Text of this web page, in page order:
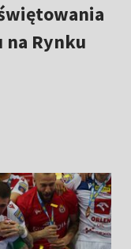
na Rynku